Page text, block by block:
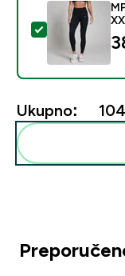
Odaberi
Ukupno: